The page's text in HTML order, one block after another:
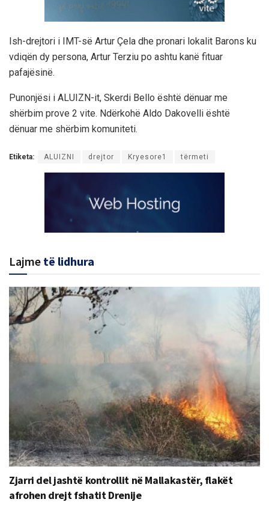
Ish-drejtori i IMT-së Artur Çela dhe pronari lokalit Barons ku
vdiqën dy persona, Artur Terziu po ashtu kanë fituar
pafajësinë.
Punonjësi i ALUIZN-it, Skerdi Bello është dënuar me
shërbim prove 2 vite. Ndërkohë Aldo Dakovelli është
dënuar me shërbim komuniteti.
Etiketa: ALUIZNI drejtor Kryesore1 tërmeti
Lajme të lidhura
Zjarri del jashtë kontrollit në Mallakastër, flakët
afrohen drejt fshatit Drenije